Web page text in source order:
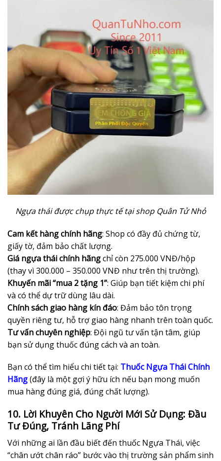
Ngựa thái được chụp thực tế tại shop Quân Tử Nhỏ
Cam kết hàng chính hãng: Shop có đầy đủ chứng từ,
giấy tờ, đảm bảo chất lượng.
Giá ngựa thái chính hãngchỉ còn 275.000 VNĐ/hộp
(thay vì 300.000 – 350.000 VNĐ như trên thị trường).
Khuyến mãi “mua 2 tặng 1”: Giúp bạn tiết kiệm chi phí
và có thể dự trữ dùng lâu dài.
Chính sách giao hàng kín đáo: Đảm bảo tôn trọng
quyền riêng tư, hỗ trợ giao hàng nhanh trên toàn quốc.
Tư vấn chuyên nghiệp: Đội ngũ tư vấn tận tâm, giúp
bạn sử dụng thuốc đúng cách và an toàn.
Bạn có thể tìm hiểu chi tiết tại: Thuốc Ngựa Thái Chính
Hãng(đây là một gợi ý hữu ích nếu bạn mong muốn
mua hàng đúng giá, đúng chất lượng).
10. Lời Khuyên Cho Người Mới Sử Dụng: Đầu
Tư Đúng, Tránh Lãng Phí
Với những ai lần đầu biết đến thuốc Ngựa Thái, việc
“chân ướt chân ráo” bước vào thị trường sản phẩm sinh